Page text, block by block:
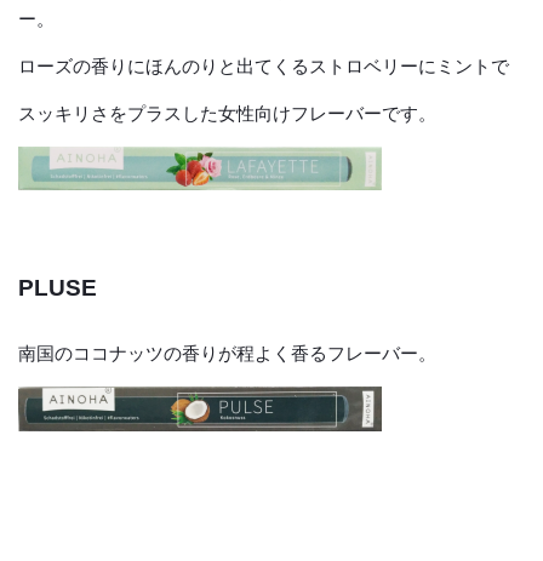
ー。
ローズの香りにほんのりと出てくるストロベリーにミントで
スッキリさをプラスした女性向けフレーバーです。
PLUSE
南国のココナッツの香りが程よく香るフレーバー。